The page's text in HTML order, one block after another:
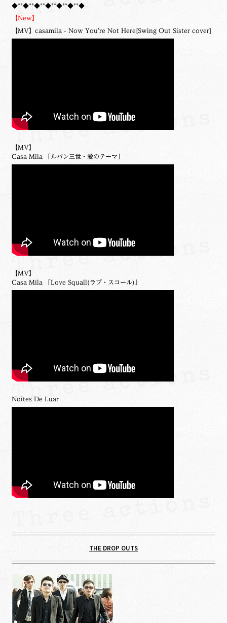
◆**◆**◆**◆**◆**◆**◆
【New】
【MV】casamila - Now You're Not Here[Swing Out Sister cover]
【MV】
Casa Mila 「ルパン三世・愛のテーマ」
【MV】
Casa Mila 「Love Squall(ラブ・スコール)」
Noites De Luar
THE DROP OUTS